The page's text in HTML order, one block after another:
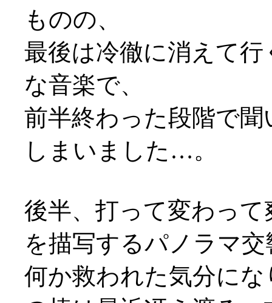
ものの、
最後は冷徹に消えて
な音楽で、
前半終わった段階で
しまいました…。
後半、打って変わっ
を描写するパノラマ交
何か救われた気分に